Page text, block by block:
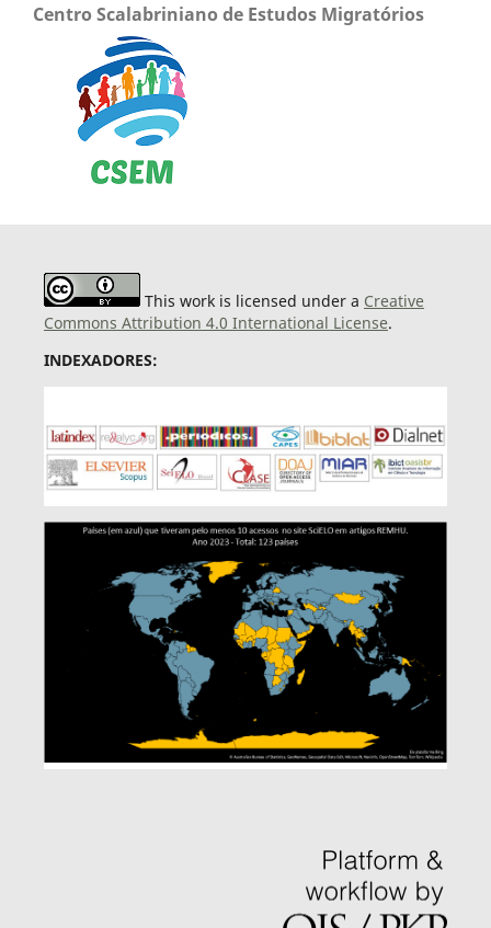
Centro Scalabriniano de Estudos Migratórios
This work is licensed under a Creative
Commons Attribution 4.0 International License.
INDEXADORES: